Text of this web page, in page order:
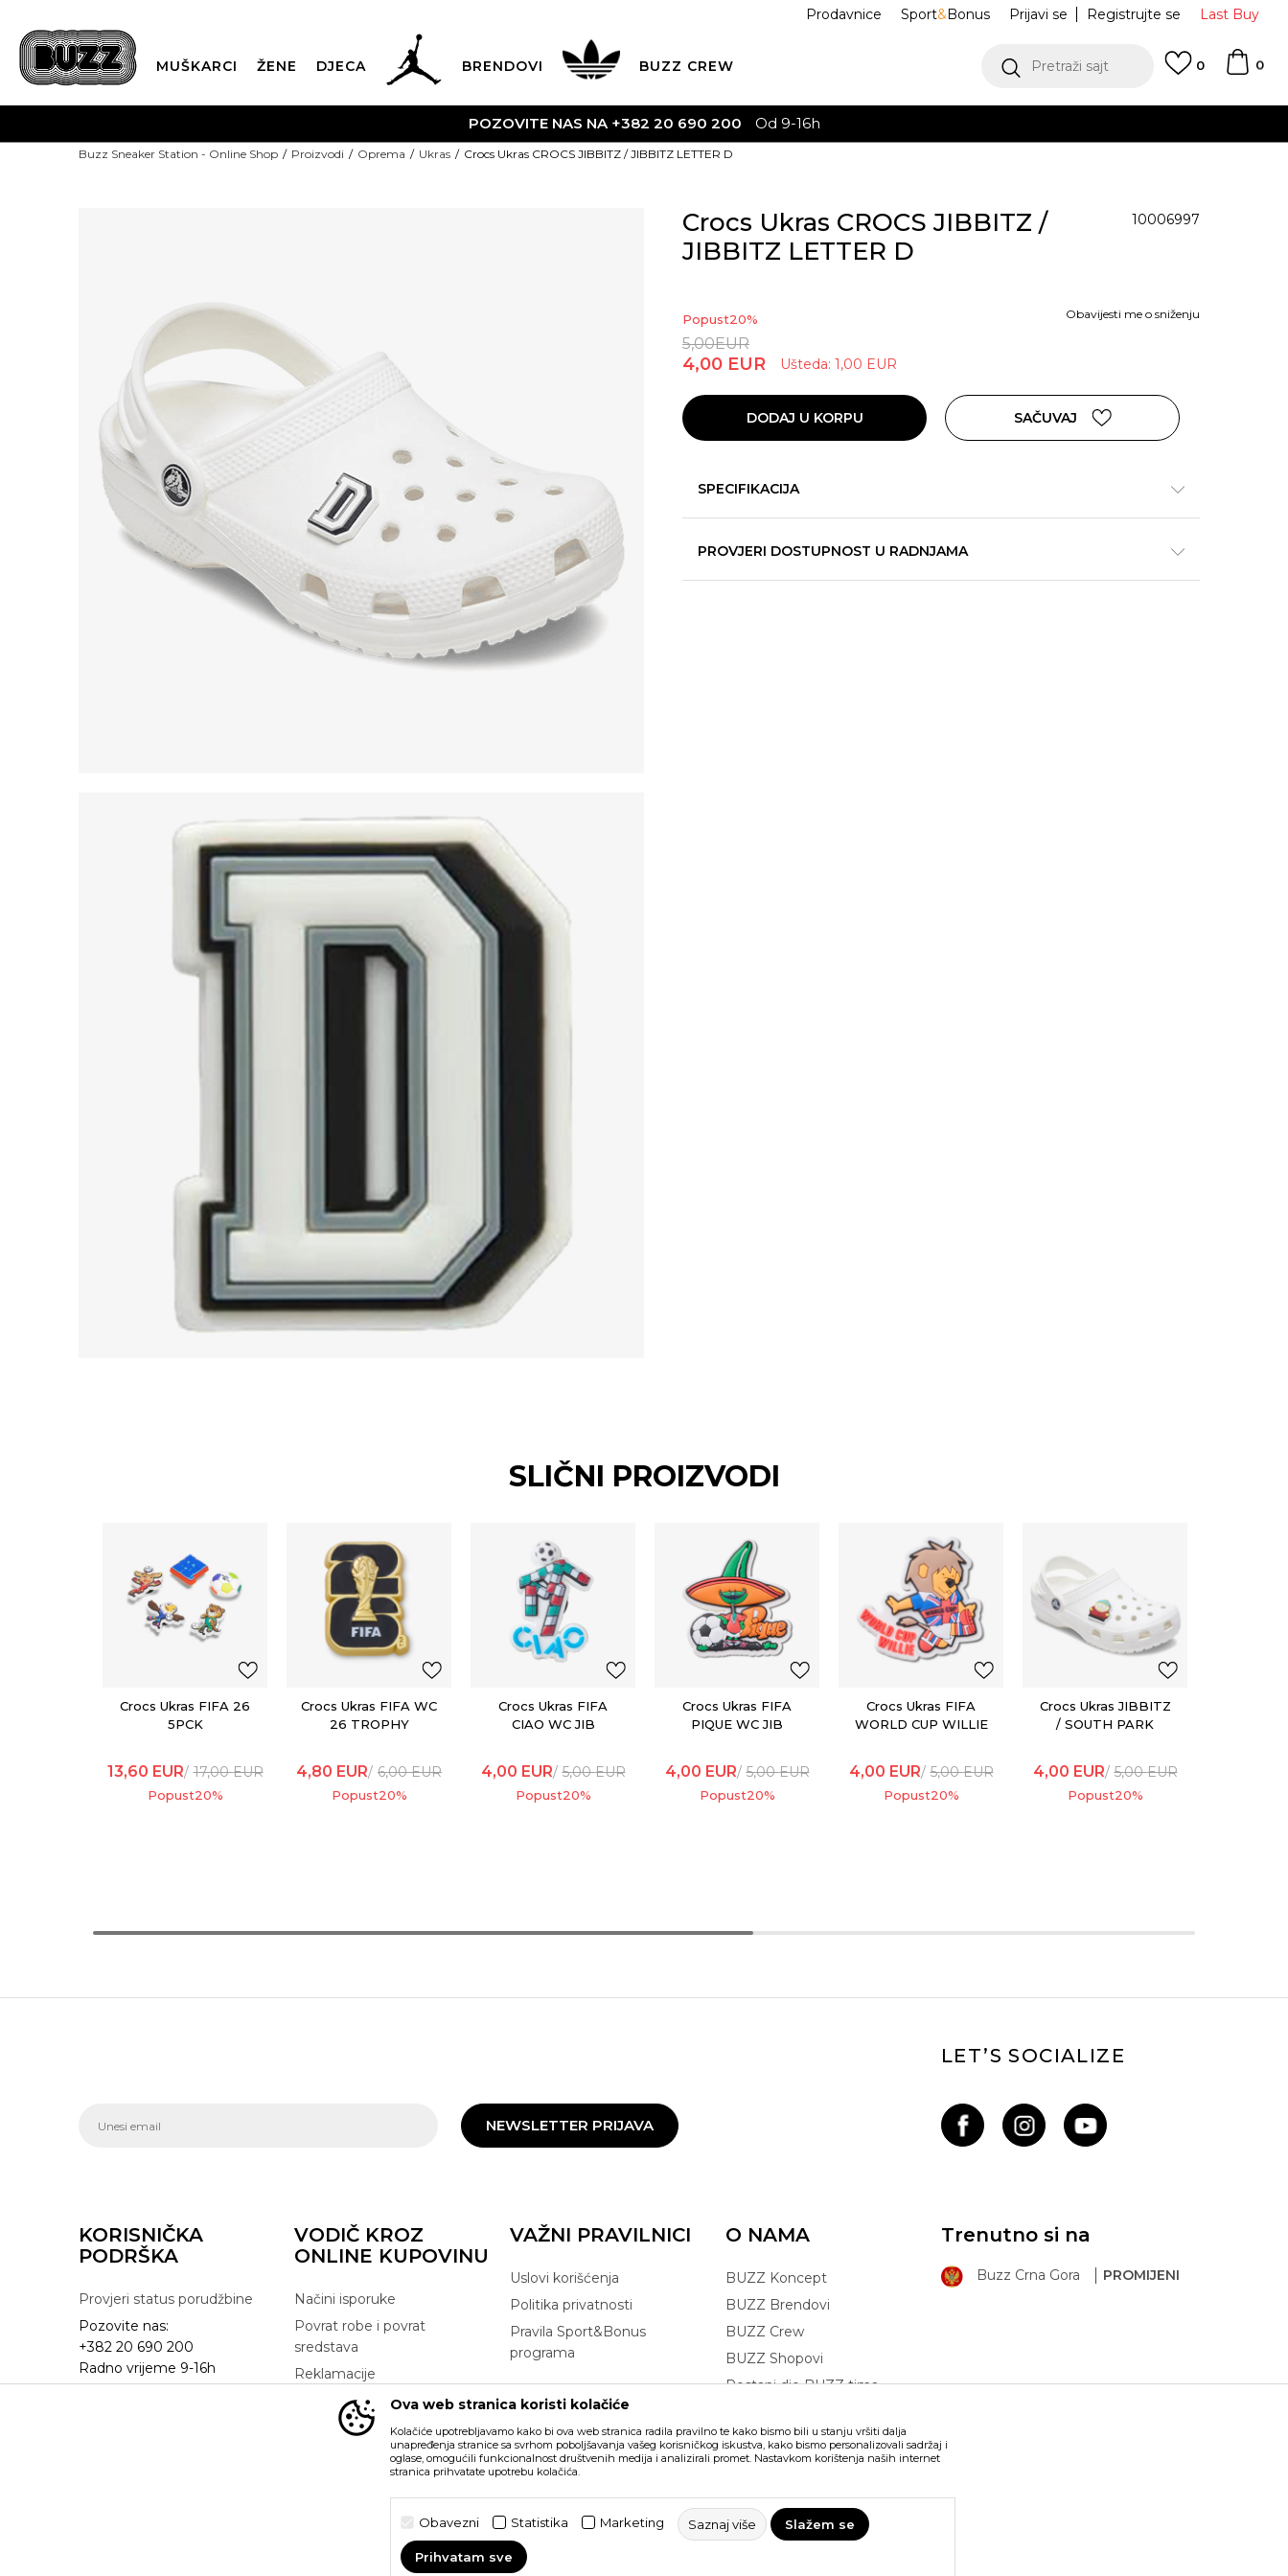
Last Buy
Prijavi se Registrujte se
Prodavnice Sport&Bonus
MUŠKARCI ŽENE DJECA BRENDOVI BUZZ CREW Pretraži sajt 0
0
POZOVITE NAS NA +382 20 690 200 Od 9-16h
Buzz Sneaker Station - Online Shop Proizvodi Oprema Ukras Crocs Ukras CROCS JIBBITZ / JIBBITZ LETTER D
Crocs Ukras CROCS JIBBITZ /
JIBBITZ LETTER D
10006997
Popust20%
5,00EUR
4,00 EUR Ušteda: 1,00 EUR
Obavijesti me o sniženju
DODAJ U KORPU SAČUVAJ
SPECIFIKACIJA
PROVJERI DOSTUPNOST U RADNJAMA
SLIČNI PROIZVODI
Crocs Ukras FIFA 26
5PCK
13,60 EUR 17,00EUR
Popust20%
Crocs Ukras FIFA WC
26 TROPHY
4,80 EUR 6,00EUR
Popust20%
Crocs Ukras FIFA
CIAO WC JIB
4,00 EUR 5,00EUR
Popust20%
Crocs Ukras FIFA
PIQUE WC JIB
4,00 EUR 5,00EUR
Popust20%
Crocs Ukras FIFA
WORLD CUP WILLIE
4,00 EUR 5,00EUR
Popust20%
Crocs Ukras JIBBITZ
/ SOUTH PARK
4,00 EUR 5,00EUR
Popust20%
NEWSLETTER PRIJAVA
LET’S SOCIALIZE
KORISNIČKA
PODRŠKA
Provjeri status porudžbine
Pozovite nas:
+382 20 690 200
Radno vrijeme 9-16h
online@buzzsneakers.me
VODIČ KROZ
ONLINE KUPOVINU
Načini isporuke
Povrat robe i povrat
sredstava
Reklamacije
Zamjena artikla
VAŽNI PRAVILNICI
Uslovi korišćenja
Politika privatnosti
Pravila Sport&Bonus
programa
O NAMA
BUZZ Koncept
BUZZ Brendovi
BUZZ Crew
BUZZ Shopovi
Postani dio BUZZ tima
Trenutno si na
Buzz Crna Gora PROMIJENI
su dio naše ponude i ne podrazumijeva da su dostupni u svakom trenutku. Raspoloživost robe
Ova web stranica koristi kolačiće
Kolačiće upotrebljavamo kako bi ova web stranica radila pravilno te kako bismo bili u stanju vršiti dalja
unapređenja stranice sa svrhom poboljšavanja vašeg korisničkog iskustva, kako bismo personalizovali sadržaj i
oglase, omogućili funkcionalnost društvenih medija i analizirali promet. Nastavkom korištenja naših internet
stranica prihvatate upotrebu kolačića.
Obavezni Statistika Marketing Saznaj više Slažem se
Prihvatam sve